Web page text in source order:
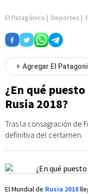
El Patagónico | Deportes |
+ Agregar El
¿En qué
Rusia 2018?
Tras la consagración de
definitiva del certamen.
El Mundial de Rusia 2018